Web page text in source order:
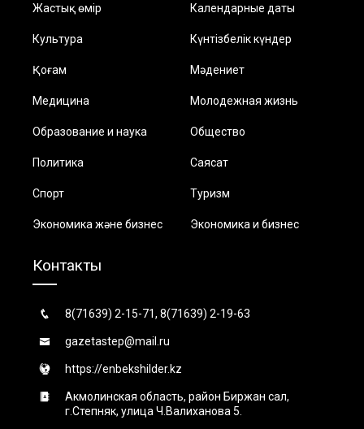
Жастық өмір Календарные даты
Культура Күнтізбелік күндер
Қоғам Мәдениет
Медицина Молодежная жизнь
Образование и наука Общество
Политика Саясат
Спорт Туризм
Экономика және бизнес Экономика и бизнес
Контакты
8(71639) 2-15-71, 8(71639) 2-19-63
gazetastep@mail.ru
https://enbekshilder.kz
Акмолинская область, район Биржан сал,
г.Степняк, улица Ч.Валиханова 5.